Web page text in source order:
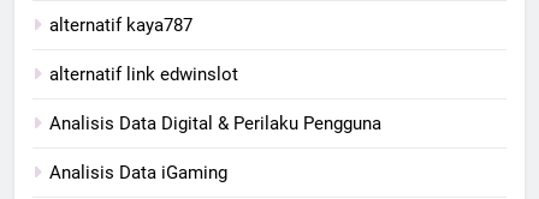
alternatif kaya787
alternatif link edwinslot
Analisis Data Digital & Perilaku Pengguna
Analisis Data iGaming